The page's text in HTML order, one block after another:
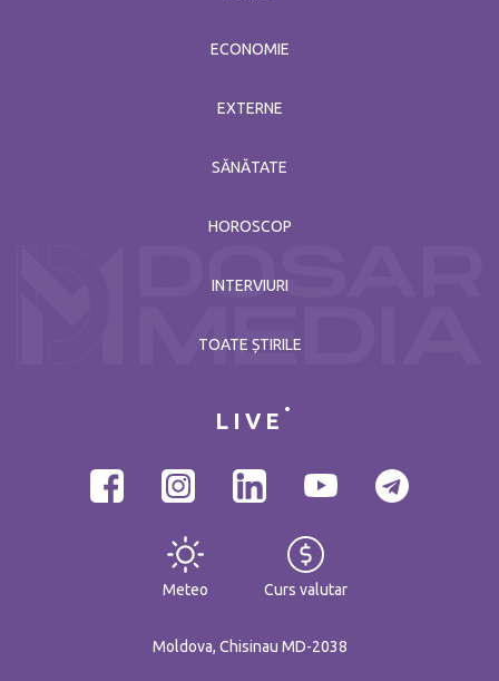
ECONOMIE
EXTERNE
SĂNĂTATE
HOROSCOP
INTERVIURI
TOATE ȘTIRILE
LIVE
Meteo Curs valutar
Moldova, Chisinau MD-2038